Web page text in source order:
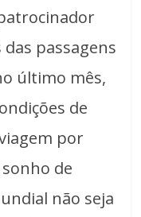
passagens
último mês,
de
por
de
não seja